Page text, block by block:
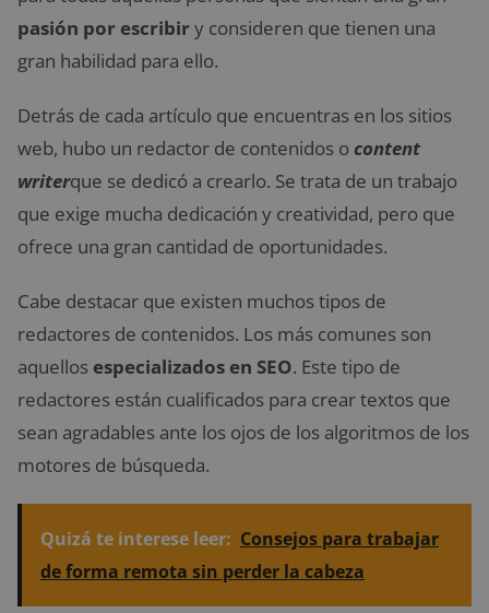
pasión por escribiry consideren que tienen una
gran habilidad para ello.
Detrás de cada artículo que encuentras en los sitios
web, hubo un redactor de contenidos o content
writerque se dedicó a crearlo. Se trata de un trabajo
que exige mucha dedicación y creatividad, pero que
ofrece una gran cantidad de oportunidades.
Cabe destacar que existen muchos tipos de
redactores de contenidos. Los más comunes son
aquellos especializados en SEO. Este tipo de
redactores están cualificados para crear textos que
sean agradables ante los ojos de los algoritmos de los
motores de búsqueda.
Quizá te interese leer: Consejos para trabajar
de forma remota sin perder la cabeza